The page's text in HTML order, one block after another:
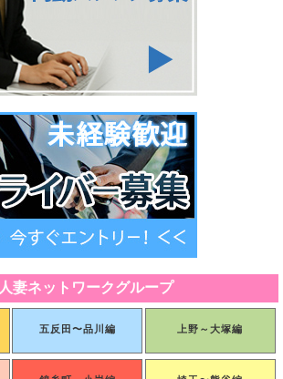
人妻ネットワークグループ
五反田〜品川編 上野～大塚編